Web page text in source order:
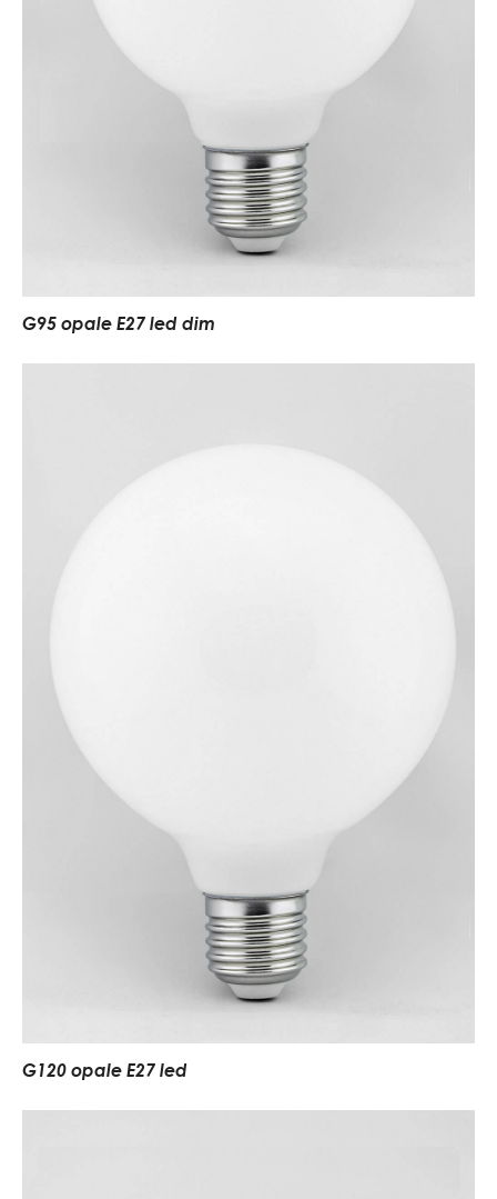
G95 opale E27 led dim
G120 opale E27 led